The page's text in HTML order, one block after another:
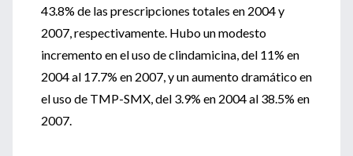
43.8% de las prescripciones totales en 2004 y
2007, respectivamente. Hubo un modesto
incremento en el uso de clindamicina, del 11% en
2004 al 17.7% en 2007, y un aumento dramático en
el uso de TMP-SMX, del 3.9% en 2004 al 38.5% en
2007.